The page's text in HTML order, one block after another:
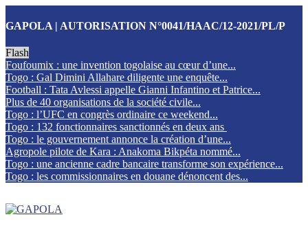
GAPOLA | AUTORISATION N°0041/HAAC/12-2021/PL/P
Flash
Foufoumix : une invention togolaise au cœur d’une...
Togo : Gal Dimini Allahare diligente une enquête...
Football : Tata Avlessi appelle Gianni Infantino et Patrice...
Plus de 40 organisations de la société civile...
Togo : l’UFC en congrès ordinaire ce weekend...
Togo : 132 fonctionnaires sanctionnés en deux ans
Togo : le gouvernement annonce la création d’une...
Agropole pilote de Kara : Anakoma Bikpéta nommé...
Togo : une ancienne cadre bancaire transforme son expérience...
Togo : les commissionnaires en douane dénoncent des...